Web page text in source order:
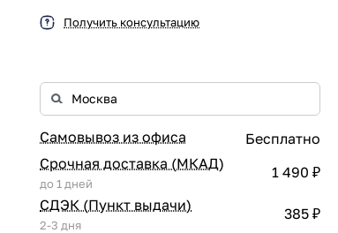
Получить консультацию
Самовывоз из офиса
Бесплатно
Срочная доставка (МКАД)
до 1 дней
1 490 ₽
СДЭК (Пункт выдачи)
2-3 дня
385 ₽